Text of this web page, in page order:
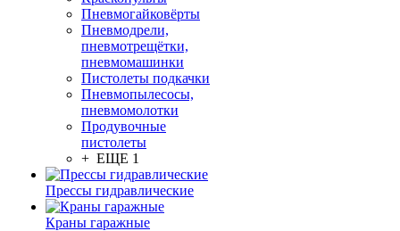
Пневмогайковёрты
Пневмодрели,
пневмотрещётки,
пневмомашинки
Пистолеты подкачки
Пневмопылесосы,
пневмомолотки
Продувочные
пистолеты
+ ЕЩЕ 1
Прессы гидравлические
Краны гаражные